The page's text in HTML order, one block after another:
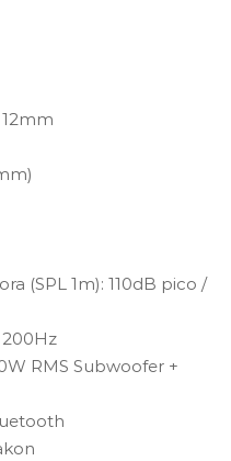
(SPL 1m): 110dB pico /
200Hz
RMS Subwoofer +